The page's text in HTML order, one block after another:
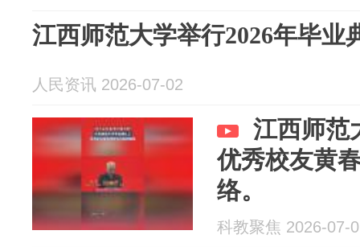
江西师范大学举行2026年毕业
人民资讯 2026-07-02
江西师范
优秀校友黄
络。
科教聚焦 2026-07-